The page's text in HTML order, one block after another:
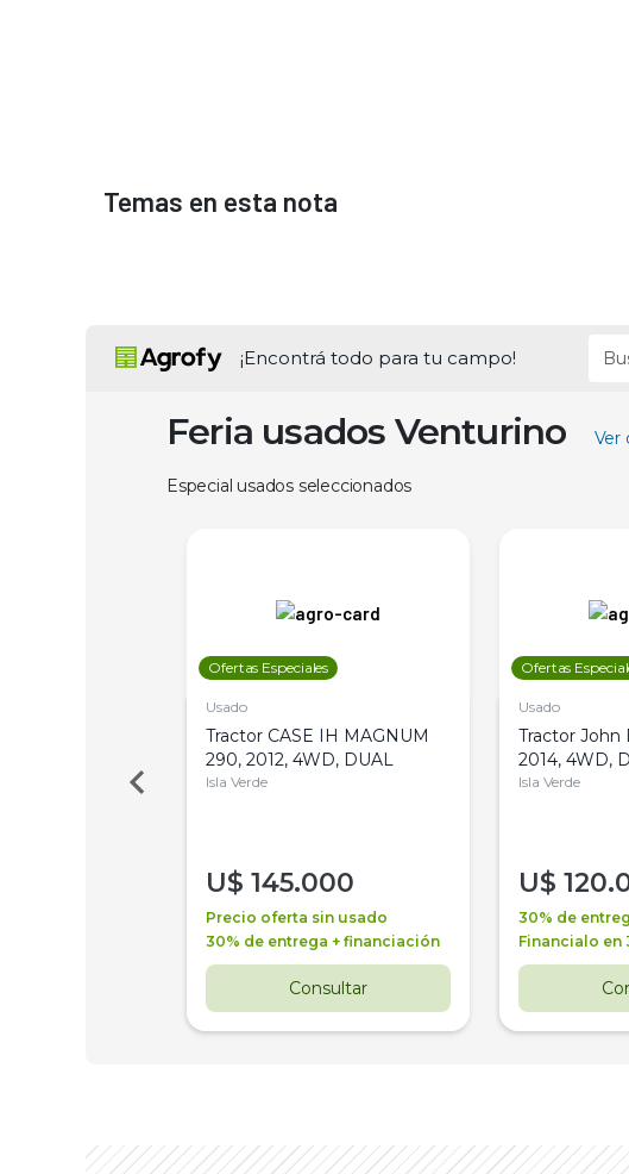
Temas en esta nota
¡Encontrá todo para tu campo!
Feria usados Venturino Ver
Especial usados seleccionados
Ofertas Especiales
Usado
Tractor CASE IH MAGNUM
290, 2012, 4WD, DUAL
Isla Verde
U$ 145.000
Precio oferta sin usado
30% de entrega + financiación
Consultar
Ofertas
Usado
Tractor John
2014, 4WD,
Isla Verde
U$
30% de
Financialo en